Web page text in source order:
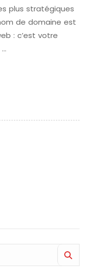
plus stratégiques
de domaine est
: c’est votre